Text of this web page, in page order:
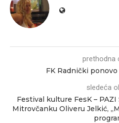
prethodna
FK Radnički
sledeća
Festival kulture FesK – PAZI
Mitrovčanku Oliveru Jelkić,